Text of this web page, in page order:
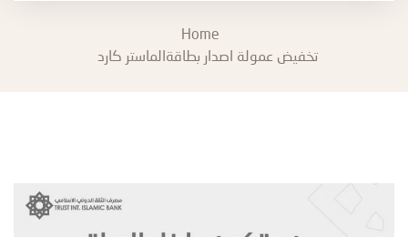
Home
تخفيض عمولة اصدار بطاقةالماستر كارد